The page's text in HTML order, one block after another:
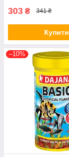
303 ₴ 341 ₴
Купити
–10%